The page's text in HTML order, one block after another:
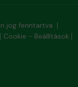
jog fenntartva
Cookie - Beállítások